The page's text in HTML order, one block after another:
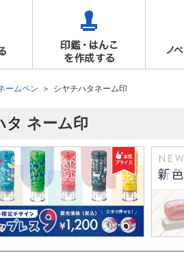
ームペン シヤチハタネーム印
タ ネーム印